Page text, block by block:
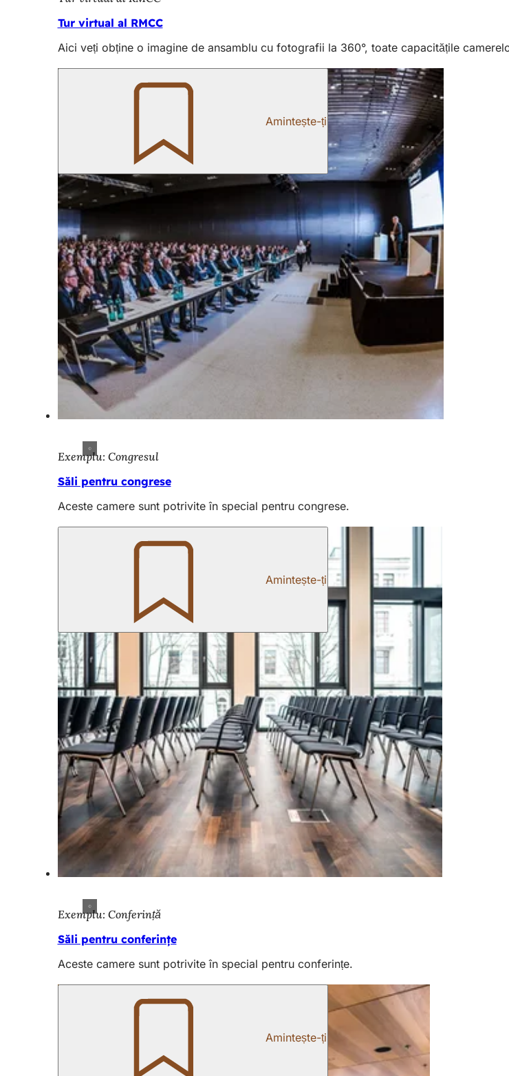
Tur virtual al RMCC
Aici veți obține o imagine de ansamblu cu fotografii la 360°, toate capacitățile
Amintește-ți
Exemplu: Congresul
Săli pentru congrese
Aceste camere sunt potrivite în special pentru congrese.
Amintește-ți
Exemplu: Conferință
Săli pentru conferințe
Aceste camere sunt potrivite în special pentru conferințe.
Amintește-ți